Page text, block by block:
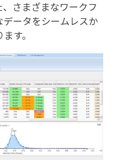
さまざまなワークフ
データをシームレスか
す。